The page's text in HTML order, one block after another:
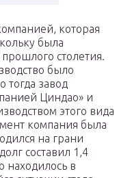
которая
была
столетия.
было
тогда завод
Циндао» и
этого вида
компания была
на грани
составил 1,4
находилось в